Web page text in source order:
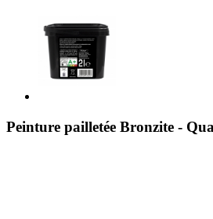
Peinture pailletée Bronzite -